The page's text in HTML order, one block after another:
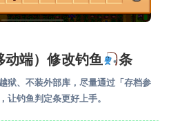
端）修改钓鱼 条
狱、不装外部库，尽量通过「存档参
让钓鱼判定条更好上手。